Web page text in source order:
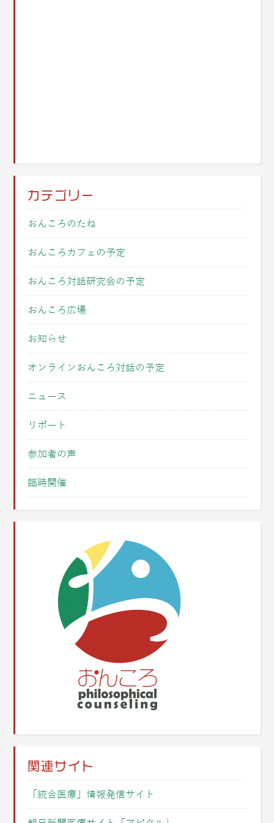
カテゴリー
おんころのたね
おんころカフェの予定
おんころ対話研究会の予定
おんころ広場
お知らせ
オンラインおんころ対話の予定
ニュース
リポート
参加者の声
臨時開催
関連サイト
「統合医療」情報発信サイト